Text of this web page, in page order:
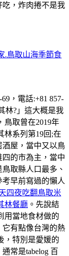
，炸肉捲不是我
.鳥取山海季節食
，電話:+81 857-
林?」這大概是我
鳥取曾在2019年
林系列第19回;在
屋，當中又以鳥
的市為主，當中
取縣人口最多、
早前寫過的懶人
四夜吃翻鳥取米
林餐廳 。先說結
用當地食材做的
有點像台灣的熱
，特別是愛媛的
常是tabelog 百